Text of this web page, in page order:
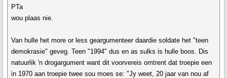
PTa
wou plaas nie.
Van hulle het more or less geargumenteer daardie soldate het "teen
demokrasie" geveg. Teen "1994" dus en as sulks is hulle boos. Dis
natuurlik 'n drogargument want dit voorvereis omtrent dat troepie een
in 1970 aan troepie twee sou moes se: "Jy weet, 20 jaar van nou af